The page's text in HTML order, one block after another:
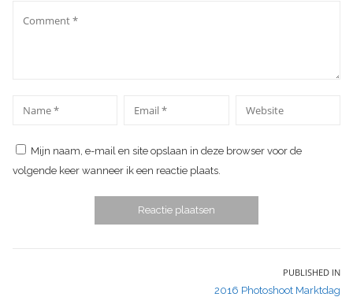
Mijn naam, e-mail en site opslaan in deze browser voor de
volgende keer wanneer ik een reactie plaats.
PUBLISHED IN
2016 Photoshoot Marktdag